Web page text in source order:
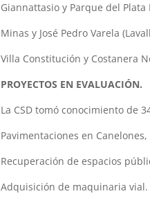
Giannattasio y Parque del Plata
Minas y José Pedro Varela
Villa Constitución y Costanera
PROYECTOS EN EVALUACIÓN.
La CSD tomó conocimiento de
Pavimentaciones en
Recuperación de espacios
Adquisición de maquinaria vial.